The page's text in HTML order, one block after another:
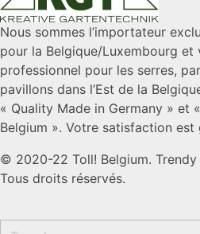
Nous sommes l’importateur
pour la Belgique/Luxembourg
professionnel pour les serres,
pavillons dans l’Est de la
« Quality Made in Germany » et
Belgium ». Votre satisfaction est
© 2020-22 Toll! Belgium.
Tous droits réservés.